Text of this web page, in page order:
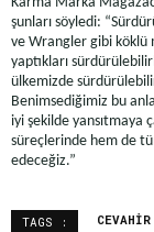
şunları söyledi:
ve Wrangler gibi köklü
yaptıkları
ülkemizde
Benimsediğimiz bu
iyi şekilde yansıtmaya
süreçlerinde hem de
edeceğiz.”
TAGS :